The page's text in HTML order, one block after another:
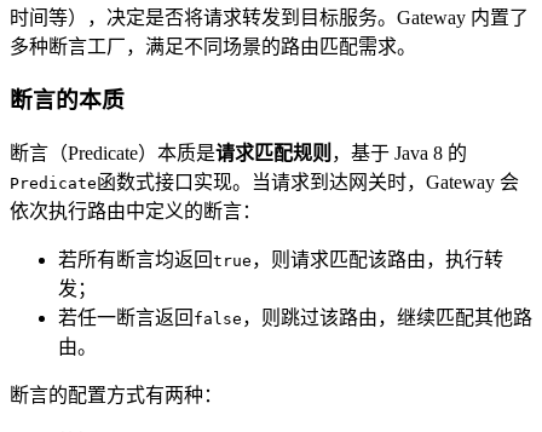
时间等），决定是否将请求转发到目标服务。Gateway 内置了
多种断言工厂，满足不同场景的路由匹配需求。
断言的本质
断言（Predicate）本质是请求匹配规则 ，基于 Java 8 的
Predicate函数式接口实现。当请求到达网关时，Gateway 会
依次执行路由中定义的断言：
若所有断言均返回 true ，则请求匹配该路由，执行转
发；
若任一断言返回 false ，则跳过该路由，继续匹配其他路
由。
断言的配置方式有两种：